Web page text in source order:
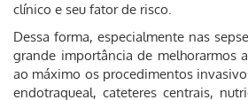
clínico e seu fator de risco.
Dessa forma, especialmente nas
grande importância de melhorarmos
ao máximo os procedimentos
endotraqueal, cateteres centrais,